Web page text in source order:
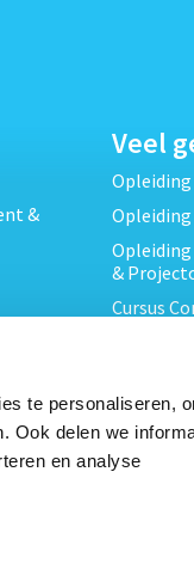
te personaliseren,
Ook delen we
en analyse
&
Veel
Opleiding
&
Cursus
Cursus
Opleiding